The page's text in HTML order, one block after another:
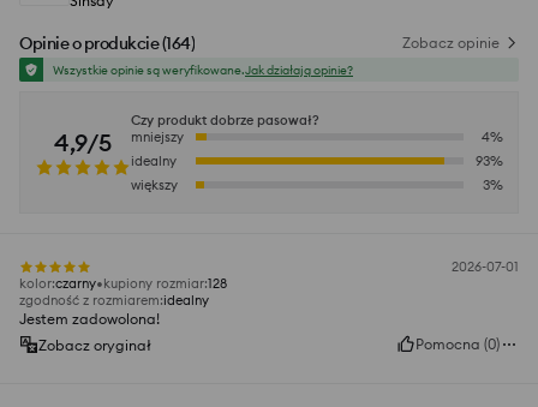
Opinie o produkcie(164) Zobacz opinie
Wszystkie opinie są weryfikowane.Jak działają opinie?
4,9/5
Czy produkt dobrze pasował?
mniejszy
4%
idealny
93%
większy
3%
2026-07-01
kolor:czarny kupiony rozmiar:128
zgodność z rozmiarem:idealny
Jestem zadowolona!
Zobacz oryginał
Pomocna (0)